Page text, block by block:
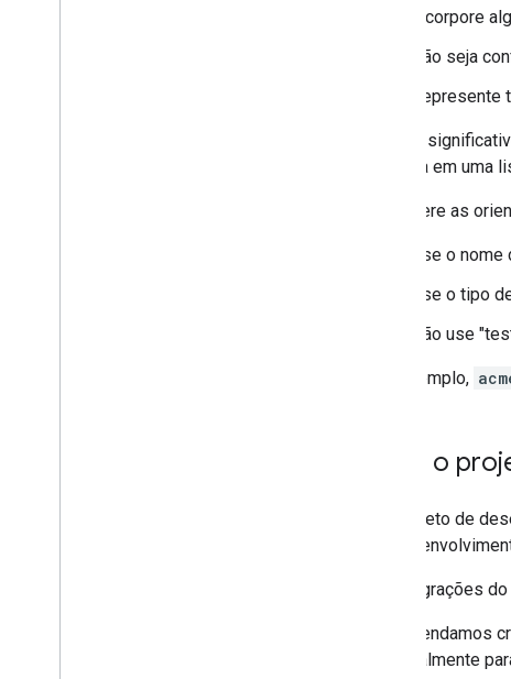
Incorpore
Não seja
Nomes
destaca em uma
Considere as
Use o
Use o tipo
Não use
Por exemplo,
Criar o
Um projeto de
de
As integrações
Recomendamos
principalmente